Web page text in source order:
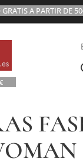
A PARTIR DE